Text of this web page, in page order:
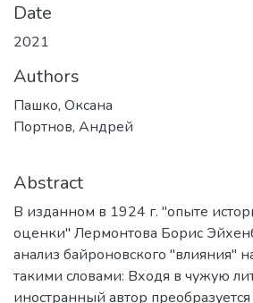
Date
2021
Authors
Пашко, Оксана
Портнов, Андрей
Abstract
В изданном в 1924 г. "опыте
оценки" Лермонтова Борис
анализ байроновского "влияния"
такими словами: Входя в чужую
иностранный автор